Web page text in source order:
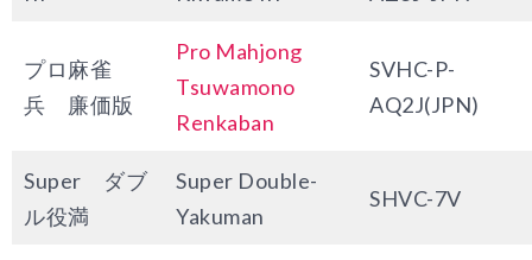
プロ麻雀
兵 廉価版
Pro Mahjong
Tsuwamono
Renkaban
SVHC-P-
AQ2J(JPN)
Super ダブ
ル役満
Super Double-
Yakuman
SHVC-7V